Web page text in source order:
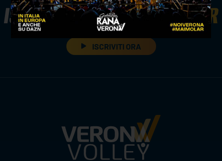
ISCRIVITI ALLANEWSLETTER
ISCRIVITI ORA